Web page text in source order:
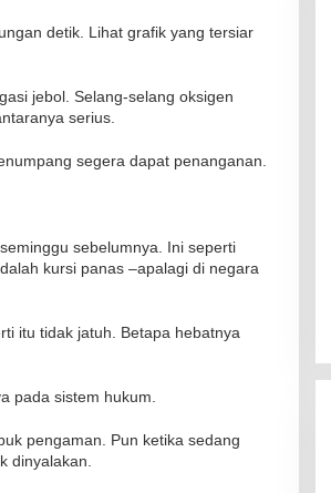
detik. Lihat grafik yang tersiar
jebol. Selang-selang oksigen
serius.
segera dapat penanganan.
sebelumnya. Ini seperti
kursi panas –apalagi di negara
itu tidak jatuh. Betapa hebatnya
pada sistem hukum.
pengaman. Pun ketika sedang
dinyalakan.
Kadaluarsa